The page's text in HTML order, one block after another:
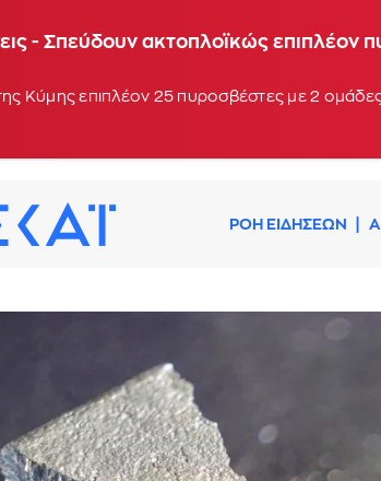
- Σπεύδουν ακτοπλοϊκώς επιπλέον
Κύμης επιπλέον 25 πυροσβέστες με 2
ΡΟΗ ΕΙΔΗΣΕΩΝ